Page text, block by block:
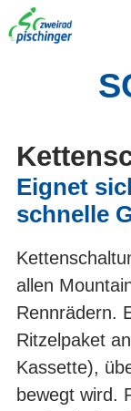
Eignet
schnelle
allen
Rennrädern.
Ritzelpaket
Kassette),
bewegt wird.